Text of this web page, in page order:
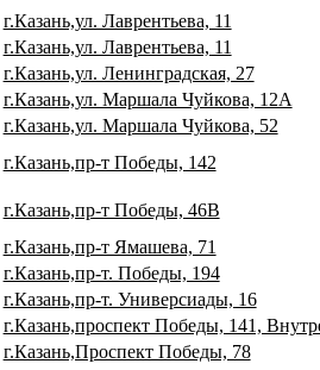
г.Казань,ул. Лаврентьева, 11
г.Казань,ул. Лаврентьева, 11
г.Казань,ул. Ленинградская, 27
г.Казань,ул. Маршала Чуйкова, 12А
г.Казань,ул. Маршала Чуйкова, 52
г.Казань,пр-т Победы, 142
г.Казань,пр-т Победы, 46В
г.Казань,пр-т Ямашева, 71
г.Казань,пр-т. Победы, 194
г.Казань,пр-т. Универсиады, 16
г.Казань,проспект Победы, 141,
г.Казань,Проспект Победы, 78